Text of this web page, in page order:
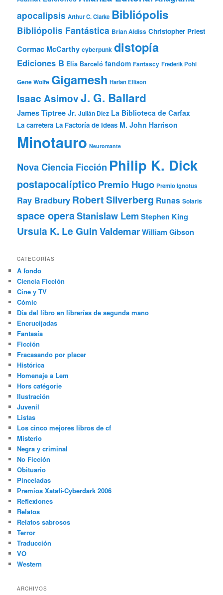
apocalipsis Arthur C. Clarke Bibliópolis
Bibliópolis Fantástica Brian Aldiss Christopher Priest
Cormac McCarthy cyberpunk distopía
Ediciones B Elia Barceló fandom Fantascy Frederik Pohl
Gene Wolfe Gigamesh Harlan Ellison
Isaac AsimovJ. G. Ballard
James Tiptree Jr. Julián Díez La Biblioteca de Carfax
La carretera La Factoría de Ideas M. John Harrison
Minotauro Neuromante
Nova Ciencia Ficción Philip K. Dick
postapocalípticoPremio Hugo Premio Ignotus
Ray Bradbury Robert Silverberg Runas Solaris
space operaStanislaw Lem Stephen King
Ursula K. Le GuinValdemarWilliam Gibson
CATEGORÍAS
A fondo
Ciencia Ficción
Cine y TV
Cómic
Día del libro en librerías de segunda mano
Encrucijadas
Fantasía
Ficción
Fracasando por placer
Histórica
Homenaje a Lem
Hors catégorie
Ilustración
Juvenil
Listas
Los cinco mejores libros de cf
Misterio
Negra y criminal
No Ficción
Obituario
Pinceladas
Premios Xatafi-Cyberdark 2006
Reflexiones
Relatos
Relatos sabrosos
Terror
Traducción
VO
Western
ARCHIVOS